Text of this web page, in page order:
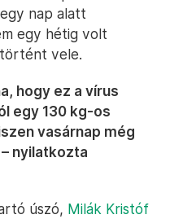
nap alatt
egy hétig volt
vele.
hogy ez a vírus
egy 130 kg-os
vasárnap még
nyilatkozta
úszó, Milák Kristóf